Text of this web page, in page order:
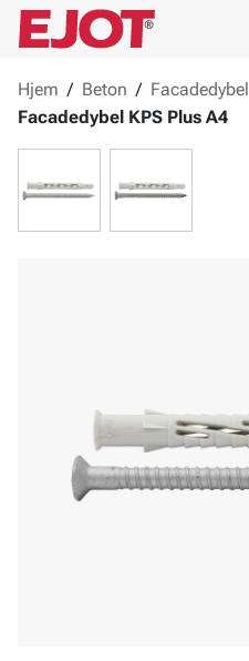
Hjem / Beton / Facadedybel
Facadedybel KPS Plus A4